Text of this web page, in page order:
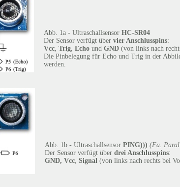
Abb. 1a - Ultraschallsensor HC-SR04
Der Sensor verfügt über vier Anschlusspins:
Vcc, Trig, Echound GND(von links nach
Die Pinbelegung für Echo und Trig in der
werden.
Abb. 1b - Ultraschallsensor PING))) (Fa.
Der Sensor verfügt über drei Anschlusspins:
GND, Vcc, Signal (von links nach rechts bei